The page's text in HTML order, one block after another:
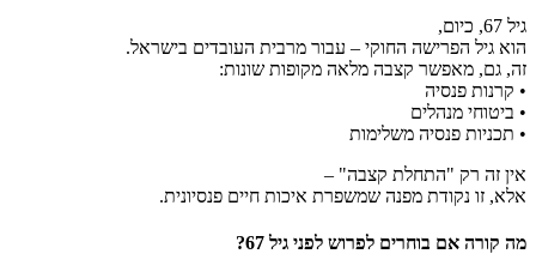
גיל 67, כיום,
הוא גיל הפרישה החוקי – עבור מרבית העובדים בישראל.
זה, גם, מאפשר קצבה מלאה מקופות שונות:
• קרנות פנסיה
• ביטוחי מנהלים
• תכניות פנסיה משלימות
אין זה רק "התחלת קצבה" –
אלא, זו נקודת מפנה שמשפרת איכות חיים פנסיונית.
מה קורה אם בוחרים לפרוש לפני גיל 67?